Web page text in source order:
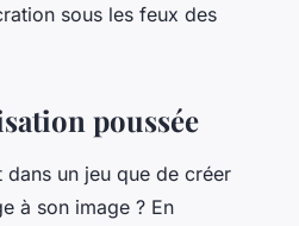
sous les feux des
poussée
un jeu que de créer
à son image ? En